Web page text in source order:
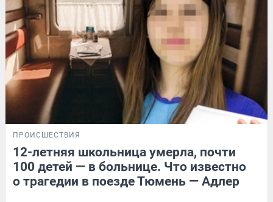
ПРОИСШЕСТВИЯ
12-летняя школьница умерла, почти
100 детей — в больнице. Что известно
о трагедии в поезде Тюмень — Адлер